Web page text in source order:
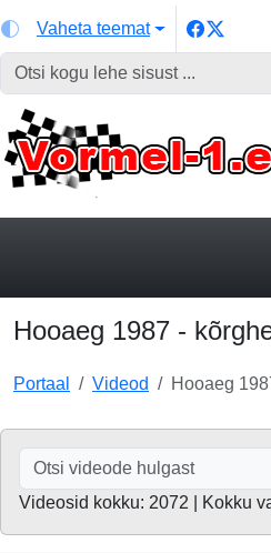
Vaheta teemat
Hooaeg 1987 -
Portaal Videod Hooaeg
Videosid kokku: 2072 | Kokku